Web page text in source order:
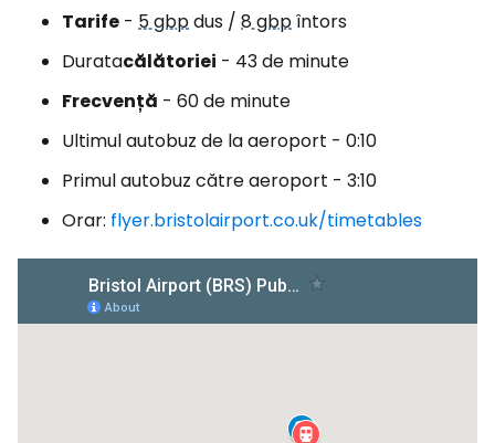
Tarife - 5 gbpdus / 8 gbpîntors
Duratacălătoriei - 43 de minute
Frecvență - 60 de minute
Ultimul autobuz de la aeroport - 0:10
Primul autobuz către aeroport - 3:10
Orar: flyer.bristolairport.co.uk/timetables